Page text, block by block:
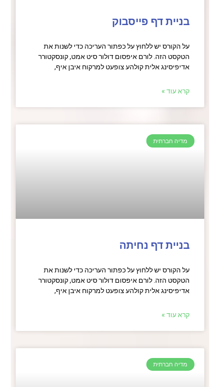
בניית דף פייסבוק
על הקורס יש ללחוץ על כפתור העריכה כדי לשנות את
הטקסט הזה. לורם איפסום דולור סיט אמט, קונסקטורר
אדיפיסינג אלית קולהע צופעט למרקוח איבן איף,
קרא עוד »
מדיה חברתית
בניית דף נחיתה
על הקורס יש ללחוץ על כפתור העריכה כדי לשנות את
הטקסט הזה. לורם איפסום דולור סיט אמט, קונסקטורר
אדיפיסינג אלית קולהע צופעט למרקוח איבן איף,
קרא עוד »
מדיה חברתית